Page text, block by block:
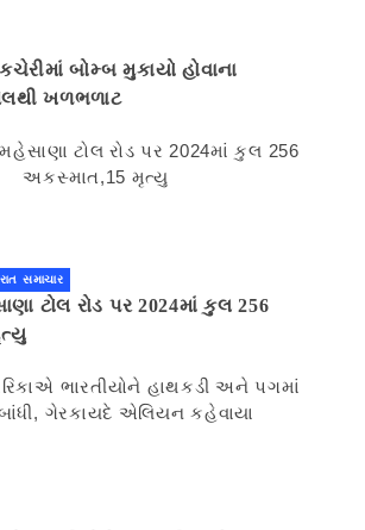
બોમ્બ મુકાયો હોવાના
ધમકીભર્યા ઈ-મેલથી ખળભળાટ
સમાચાર
ટોલ રોડ પર 2024માં કુલ 256